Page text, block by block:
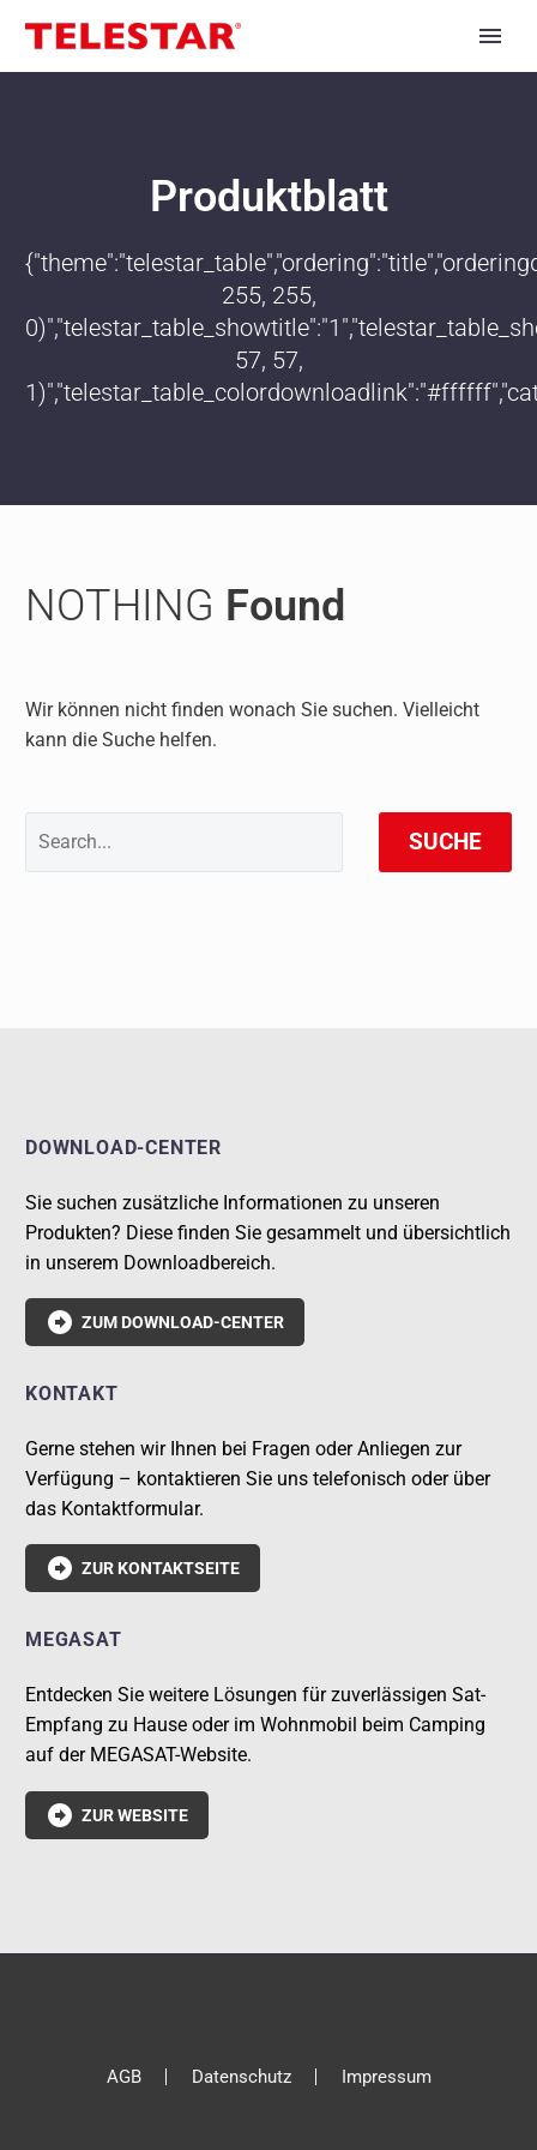
Produktblatt
255, 255,
57, 57,
NOTHING Found
Wir können nicht finden wonach Sie suchen. Vielleicht
kann die Suche helfen.
SUCHE
DOWNLOAD-CENTER
Sie suchen zusätzliche Informationen zu unseren
Produkten? Diese finden Sie gesammelt und übersichtlich
in unserem Downloadbereich.
 ZUM DOWNLOAD-CENTER
KONTAKT
Gerne stehen wir Ihnen bei Fragen oder Anliegen zur
Verfügung – kontaktieren Sie uns telefonisch oder über
das Kontaktformular.
 ZUR KONTAKTSEITE
MEGASAT
Entdecken Sie weitere Lösungen für zuverlässigen Sat-
Empfang zu Hause oder im Wohnmobil beim Camping
auf der MEGASAT-Website.
 ZUR WEBSITE
AGB Datenschutz Impressum